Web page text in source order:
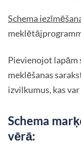
Schema
Pievienojot lapām
meklēšanas
izvilkumus, kas
Schema
vērā: